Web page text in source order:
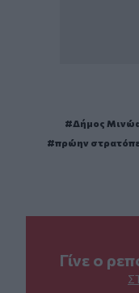
Δήμος
πρώην
Γίνε ο